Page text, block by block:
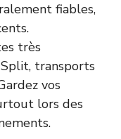
fiables,
très
transports
vos
lors des